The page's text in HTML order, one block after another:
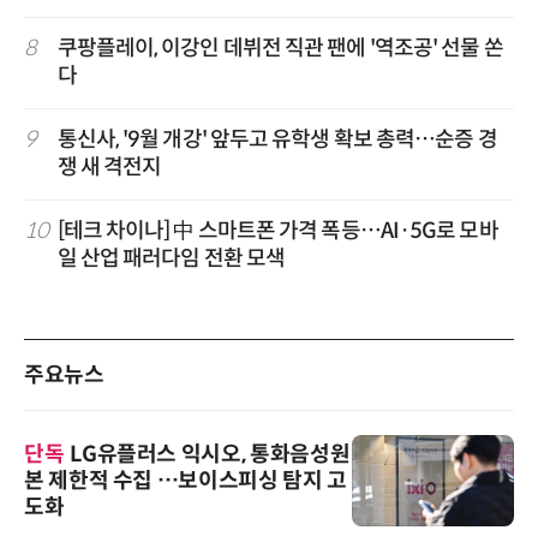
8
쿠팡플레이, 이강인 데뷔전 직관 팬에 '역조공' 선물 쏜
다
9
통신사, '9월 개강' 앞두고 유학생 확보 총력…순증 경
쟁 새 격전지
10
[테크 차이나] 中 스마트폰 가격 폭등…AI·5G로 모바
일 산업 패러다임 전환 모색
주요뉴스
단독 LG유플러스 익시오, 통화음성원
본 제한적 수집 …보이스피싱 탐지 고
도화